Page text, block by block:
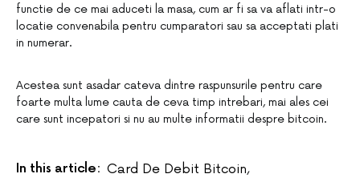
functie de ce mai aduceti la masa, cum ar fi sa va aflati intr-o
locatie convenabila pentru cumparatori sau sa acceptati plati
in numerar.
Acestea sunt asadar cateva dintre raspunsurile pentru care
foarte multa lume cauta de ceva timp intrebari, mai ales cei
care sunt incepatori si nu au multe informatii despre bitcoin.
In this article: Card De Debit Bitcoin,